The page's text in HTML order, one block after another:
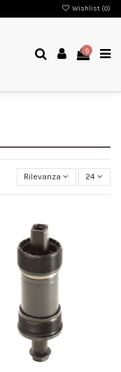
Wishlist (0)
0
Rilevanza 24